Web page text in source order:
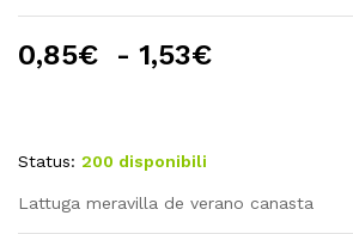
0,85€ - 1,53€
a
1,53€
Status: 200 disponibili
Lattuga meravilla de verano canasta